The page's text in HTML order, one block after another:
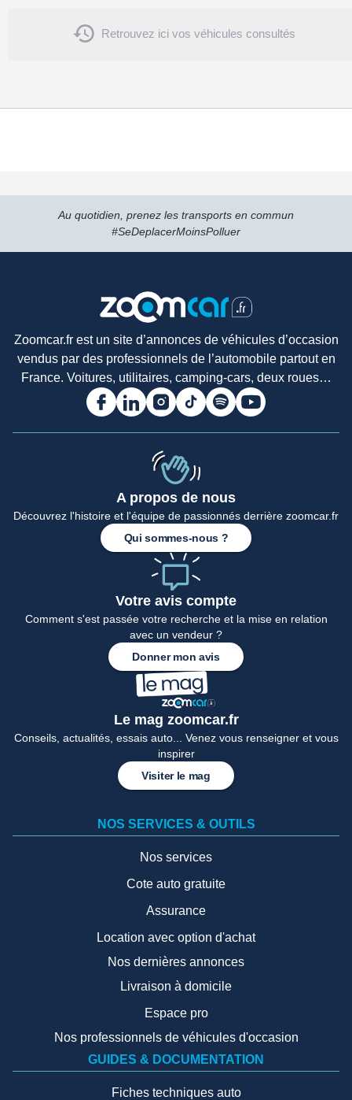
 Retrouvez ici vos véhicules consultés
Au quotidien, prenez les transports en commun
#SeDeplacerMoinsPolluer
Zoomcar.fr est un site d’annonces de véhicules d’occasion
vendus par des professionnels de l’automobile partout en
France. Voitures, utilitaires, camping-cars, deux roues…
A propos de nous
Découvrez l'histoire et l'équipe de passionnés derrière zoomcar.fr
Qui sommes-nous ?
Votre avis compte
Comment s'est passée votre recherche et la mise en relation
avec un vendeur ?
Donner mon avis
Le mag zoomcar.fr
Conseils, actualités, essais auto... Venez vous renseigner et vous
inspirer
Visiter le mag
NOS SERVICES & OUTILS
Nos services
Cote auto gratuite
Assurance
Location avec option d'achat
Nos dernières annonces
Livraison à domicile
Espace pro
Nos professionnels de véhicules d'occasion
GUIDES & DOCUMENTATION
Fiches techniques auto